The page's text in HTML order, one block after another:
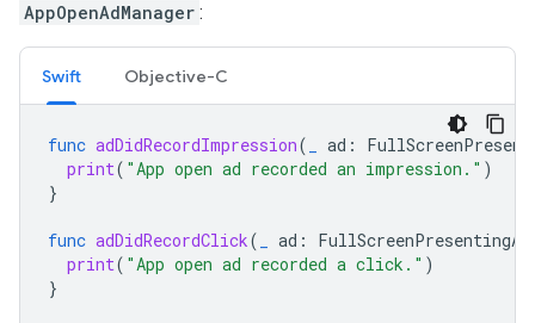
AppOpenAdManager :
Swift Objective-C
func adDidRecordImpression( ad :
print( "App open ad recorded an impression." )
}
func adDidRecordClick( ad : FullScreenPresentingAd
print( "App open ad recorded a click." )
}